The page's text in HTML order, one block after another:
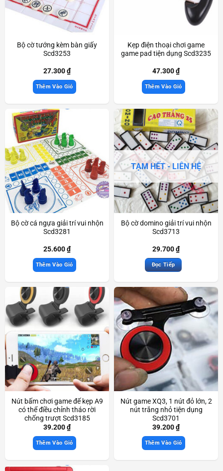
Bộ cờ tướng kèm bàn giấy
Scd3253
27.300₫
Thêm Vào Giỏ
Kẹp điện thoại chơi game
game pad tiện dụng Scd3235
47.300₫
Thêm Vào Giỏ
Bộ cờ cá ngựa giải trí vui nhộn
Scd3281
25.600₫
Thêm Vào Giỏ
TẠM HẾT - LIÊN HỆ
Bộ cờ domino giải trí vui nhộn
Scd3713
29.700₫
Đọc Tiếp
Nút bấm chơi game đế kẹp A9
có thể điều chỉnh tháo rời
chống trượt Scd3185
39.200₫
Thêm Vào Giỏ
Nút game XQ3, 1 nút đỏ lớn, 2
nút trắng nhỏ tiện dụng
Scd3701
39.200₫
Thêm Vào Giỏ